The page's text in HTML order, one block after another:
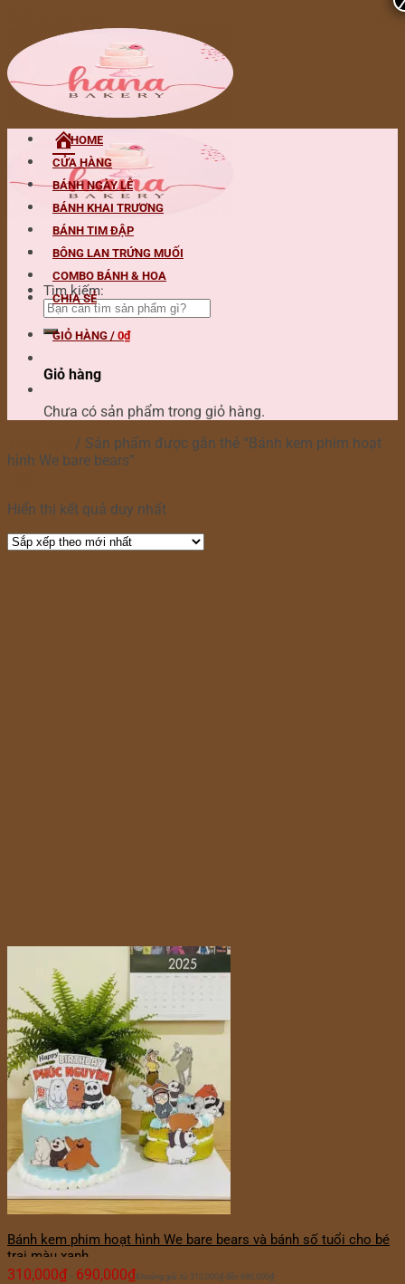
Tìm kiếm:
HOME
CỬA HÀNG
BÁNH NGÀY LỄ
BÁNH KHAI TRƯƠNG
BÁNH TIM ĐẬP
BÔNG LAN TRỨNG MUỐI
COMBO BÁNH & HOA
CHIA SẺ
GIỎ HÀNG / 0₫
Giỏ hàng
Chưa có sản phẩm trong giỏ hàng.
/ Sản phẩm được gắn thẻ “Bánh kem phim hoạt
hình We bare bears”
Hiển thị kết quả duy nhất
Bánh kem phim hoạt hình We bare bears và bánh số tuổi cho bé
trai màu xanh
310,000₫ – 690,000₫ Khoảng giá: từ 310,000₫ đến 690,000₫